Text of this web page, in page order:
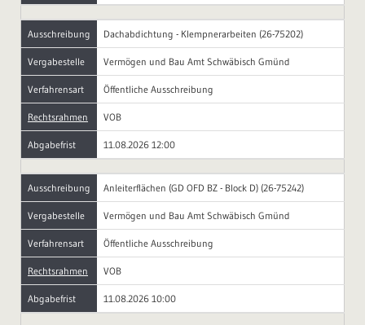
Ausschreibung Dachabdichtung - Klempnerarbeiten (26-75202)
Vergabestelle Vermögen und Bau Amt Schwäbisch Gmünd
Verfahrensart Öffentliche Ausschreibung
Rechtsrahmen VOB
Abgabefrist 11.08.2026 12:00
Ausschreibung Anleiterflächen (GD OFD BZ - Block D) (26-75242)
Vergabestelle Vermögen und Bau Amt Schwäbisch Gmünd
Verfahrensart Öffentliche Ausschreibung
Rechtsrahmen VOB
Abgabefrist 11.08.2026 10:00